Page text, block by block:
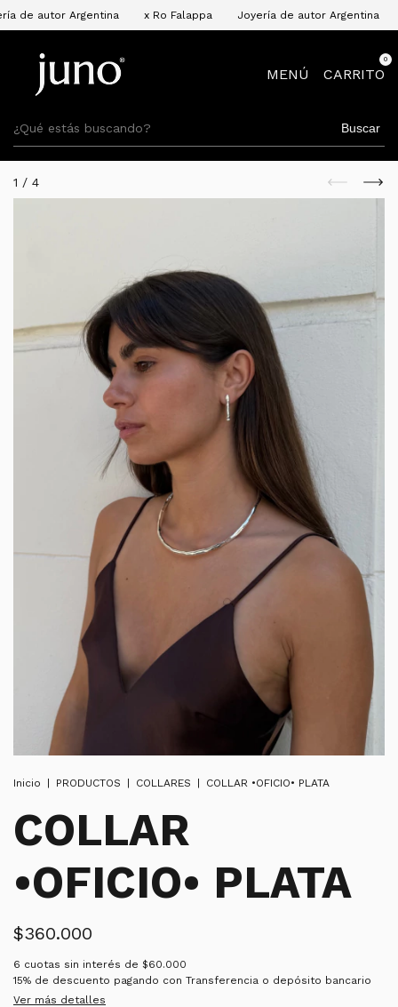
Argentina x Ro Falappa Joyería de autor Argentina x Ro
MENÚ CARRITO
0
Buscar
1 / 4
Inicio PRODUCTOS COLLARES COLLAR •OFICIO• PLATA
COLLAR
•OFICIO• PLATA
$360.000
6 cuotas sin interés de $60.000
15% de descuento pagando con Transferencia o depósito bancario
Ver más detalles